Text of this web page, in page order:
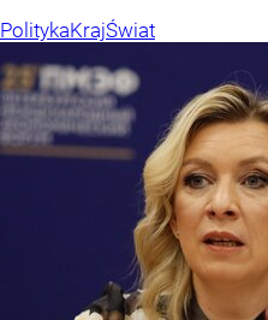
PolitykaKrajŚwiat